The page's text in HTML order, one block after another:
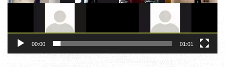
00:00 01:01